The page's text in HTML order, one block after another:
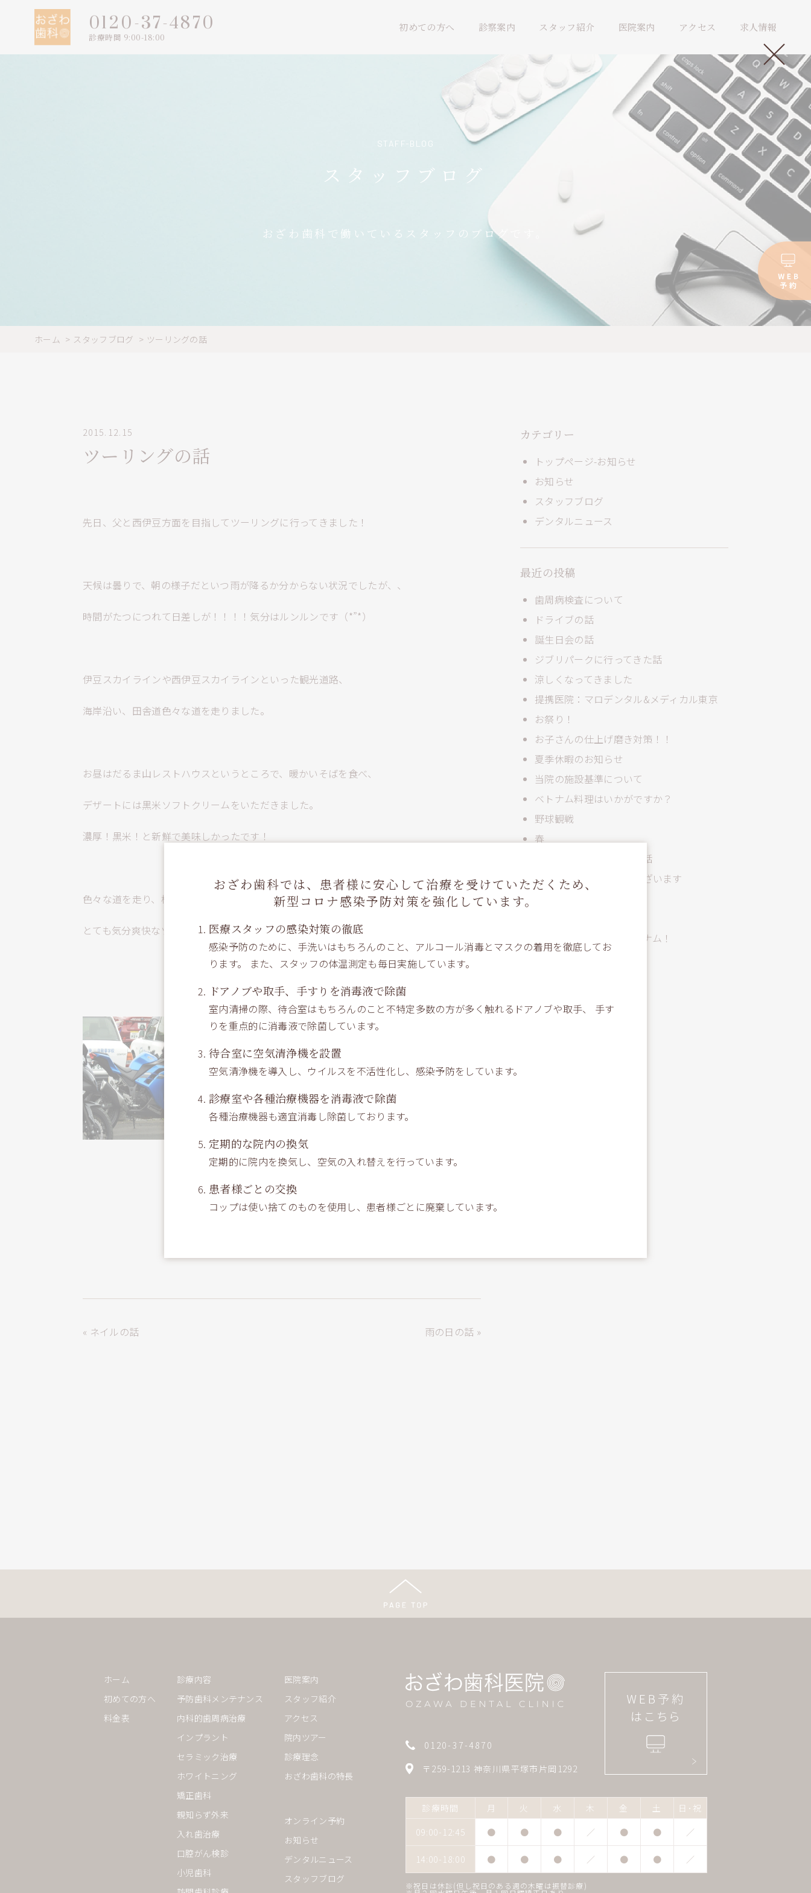
0120-37-4870
診療時間 9:00-18:00
初めての方へ 診察案内 スタッフ紹介 医院案内 アクセス 求人情報
STAFF-BLOG
スタッフブログ
おざわ歯科で働いているスタッフのブログです。
ホーム スタッフブログ ツーリングの話
2015.12.15
ツーリングの話
先日、父と西伊豆方面を目指してツーリングに行ってきました！
天候は曇りで、朝の様子だといつ雨が降るか分からない状況でしたが、、
時間がたつにつれて日差しが！！！！気分はルンルンです（*”*）
伊豆スカイラインや西伊豆スカイラインといった観光道路、
海岸沿い、田舎道色々な道を走りました。
お昼はだるま山レストハウスというところで、暖かいそばを食べ、
デザートには黒米ソフトクリームをいただきました。
濃厚！黒米！と新鮮で美味しかったです！
色々な道を走り、様々な景色を見て、自然を感じることが出来
とても気分爽快なツーリングでした。
by,NK
« ネイルの話 雨の日の話 »
カテゴリー
トップページ-お知らせ
お知らせ
スタッフブログ
デンタルニュース
最近の投稿
歯周病検査について
ドライブの話
誕生日会の話
ジブリパークに行ってきた話
涼しくなってきました
提携医院：マロデンタル&メディカル東京
お祭り！
お子さんの仕上げ磨き対策！！
夏季休暇のお知らせ
当院の施設基準について
ベトナム料理はいかがですか？
野球観戦
春
美味しいラーメン屋のお話
あけましておめでとうございます
エクスペクト・パトローナム！
おざわ歯科では、患者様に安心して治療を受けていただくため、
新型コロナ感染予防対策を強化しています。
医療スタッフの感染対策の徹底
感染予防のために、手洗いはもちろんのこと、アルコール消毒とマスクの着用を徹底してお
ります。 また、スタッフの体温測定も毎日実施しています。
ドアノブや取手、手すりを消毒液で除菌
室内清掃の際、待合室はもちろんのこと不特定多数の方が多く触れるドアノブや取手、 手す
りを重点的に消毒液で除菌しています。
待合室に空気清浄機を設置
空気清浄機を導入し、ウイルスを不活性化し、感染予防をしています。
診療室や各種治療機器を消毒液で除菌
各種治療機器も適宜消毒し除菌しております。
定期的な院内の換気
定期的に院内を換気し、空気の入れ替えを行っています。
患者様ごとの交換
コップは使い捨てのものを使用し、患者様ごとに廃棄しています。
ホーム
初めての方へ
料金表
診療内容
予防歯科メンテナンス
内科的歯周病治療
インプラント
セラミック治療
ホワイトニング
矯正歯科
親知らず外来
入れ歯治療
口腔がん検診
小児歯科
医院案内
スタッフ紹介
アクセス
院内ツアー
診療理念
おざわ歯科の特長
オンライン予約
お知らせ
デンタルニュース
スタッフブログ
0120-37-4870
〒259-1213 神奈川県平塚市片岡1292
診療時間 月 火 水 木 金 土
日･祝
09:00-12:45
● ● ● ／ ● ● ／
14:00-18:00 ● ● ● ／ ● ● ／
※祝日は休診(但し祝日のある週の木曜は振替診療)